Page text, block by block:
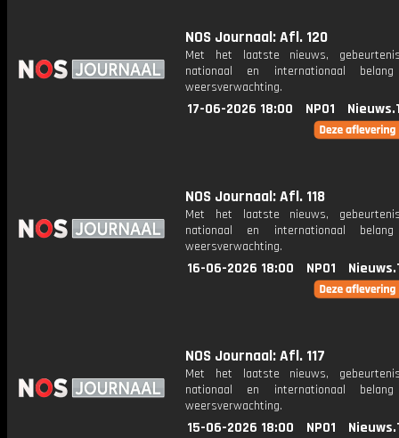
NOS Journaal: Afl. 120
Met het laatste nieuws,
nationaal en internationaal
weersverwachting.
17-06-2026 18:00 NPO1
NOS Journaal: Afl. 118
Met het laatste nieuws,
nationaal en internationaal
weersverwachting.
16-06-2026 18:00 NPO1
NOS Journaal: Afl. 117
Met het laatste nieuws,
nationaal en internationaal
weersverwachting.
15-06-2026 18:00 NPO1